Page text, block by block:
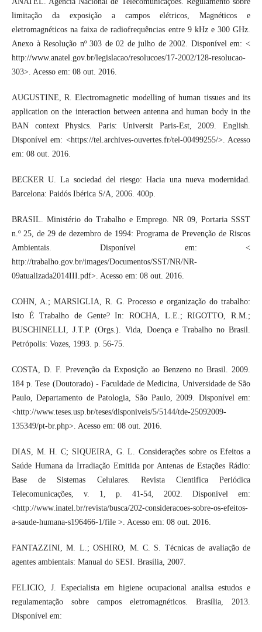
limitação da exposição a campos elétricos, Magnéticos e
eletromagnéticos na faixa de radiofrequências entre 9 kHz e 300 GHz.
Anexo à Resolução nº 303 de 02 de julho de 2002. Disponível em: <
http://www.anatel.gov.br/legislacao/resolucoes/17-2002/128-resolucao-
303>. Acesso em: 08 out. 2016.
AUGUSTINE, R. Electromagnetic modelling of human tissues and its
application on the interaction between antenna and human body in the
BAN context Physics. Paris: Universit Paris-Est, 2009. English.
Disponível em: <https://tel.archives-ouvertes.fr/tel-00499255/>. Acesso
em: 08 out. 2016.
BECKER U. La sociedad del riesgo: Hacia una nueva modernidad.
Barcelona: Paidós Ibérica S/A, 2006. 400p.
BRASIL. Ministério do Trabalho e Emprego. NR 09, Portaria SSST
n.º 25, de 29 de dezembro de 1994: Programa de Prevenção de Riscos
Ambientais. Disponível em: <
http://trabalho.gov.br/images/Documentos/SST/NR/NR-
09atualizada2014III.pdf>. Acesso em: 08 out. 2016.
COHN, A.; MARSIGLIA, R. G. Processo e organização do trabalho:
Isto É Trabalho de Gente? In: ROCHA, L.E.; RIGOTTO, R.M.;
BUSCHINELLI, J.T.P. (Orgs.). Vida, Doença e Trabalho no Brasil.
Petrópolis: Vozes, 1993. p. 56-75.
COSTA, D. F. Prevenção da Exposição ao Benzeno no Brasil. 2009.
184 p. Tese (Doutorado) - Faculdade de Medicina, Universidade de São
Paulo, Departamento de Patologia, São Paulo, 2009. Disponível em:
<http://www.teses.usp.br/teses/disponiveis/5/5144/tde-25092009-
135349/pt-br.php>. Acesso em: 08 out. 2016.
DIAS, M. H. C; SIQUEIRA, G. L. Considerações sobre os Efeitos a
Saúde Humana da Irradiação Emitida por Antenas de Estações Rádio:
Base de Sistemas Celulares. Revista Cientifica Periódica
Telecomunicações, v. 1, p. 41-54, 2002. Disponível em:
<http://www.inatel.br/revista/busca/202-consideracoes-sobre-os-efeitos-
a-saude-humana-s196466-1/file >. Acesso em: 08 out. 2016.
FANTAZZINI, M. L.; OSHIRO, M. C. S. Técnicas de avaliação de
agentes ambientais: Manual do SESI. Brasília, 2007.
FELICIO, J. Especialista em higiene ocupacional analisa estudos e
regulamentação sobre campos eletromagnéticos. Brasília, 2013.
Disponível em: